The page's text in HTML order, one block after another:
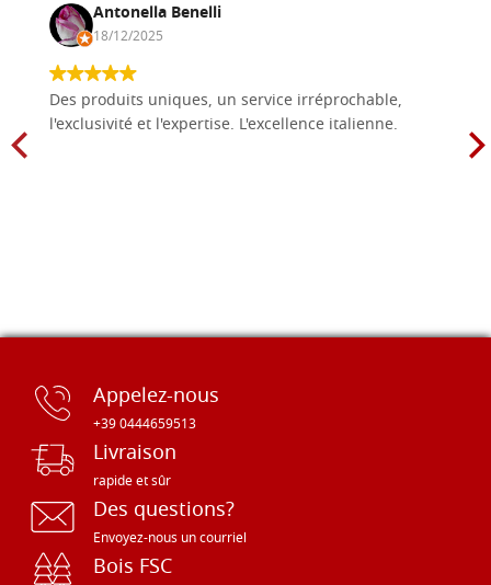
Antonella Benelli
18/12/2025
Des produits uniques, un service irréprochable,
l'exclusivité et l'expertise. L'excellence italienne.
Appelez-nous
+39 0444659513
Livraison
rapide et sûr
Des questions?
Envoyez-nous un courriel
Bois FSC